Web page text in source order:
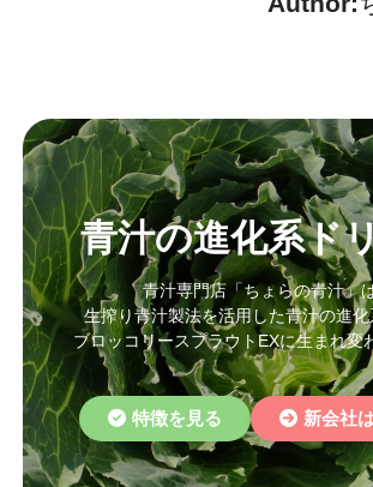
青汁の進化系ド
青汁専門店「ちょらの青汁」
生搾り青汁製法を活用した青汁の進
ブロッコリースプラウトEXに生まれ変
特徴を見る 新会社